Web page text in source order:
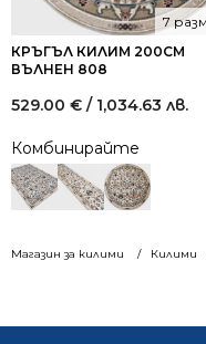
Магазин за килими Килими
КРЪГЪЛ КИЛИМ 200СМ
ВЪЛНЕН 808
7
529.00 € / 1,034.63 лв.
Комбинирайте